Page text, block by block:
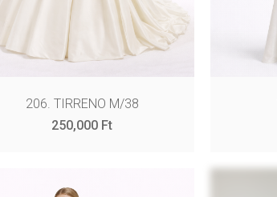
206. TIRRENO M/38
250,000 Ft